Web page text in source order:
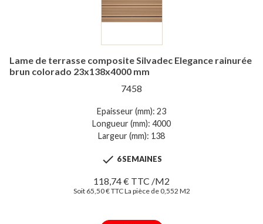
Lame de terrasse composite Silvadec Elegance rainurée
brun colorado 23x138x4000 mm
7458
Epaisseur (mm): 23
Longueur (mm): 4000
Largeur (mm): 138
 6 SEMAINES
118,74 € TTC /M2
Soit 65,50 € TTC La pièce de 0,552 M2